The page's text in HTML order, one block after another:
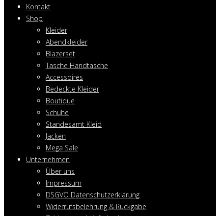
Kontakt
Shop
Kleider
Abendkleider
Blazerset
Tasche Handtasche
Accessoires
Bedeckte Kleider
Boutique
Schuhe
Standesamt Kleid
Jacken
Mega Sale
Unternehmen
Über uns
Impressum
DSGVO Datenschutzerklärung
Widerrufsbelehrung & Rückgabe